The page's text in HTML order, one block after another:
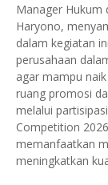
Manager Hukum
Haryono,
dalam kegiatan
perusahaan
agar mampu
ruang promosi
melalui
Competition
memanfaatkan
meningkatkan